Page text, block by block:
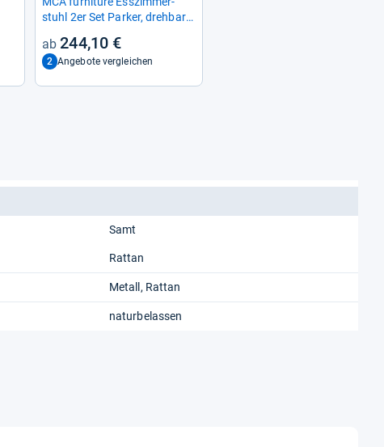
stuhl 2er Set Par­ker, dreh­bar
244,10 €
2 Angebote vergleichen
Samt
Rattan
Metall, Rattan
naturbelassen